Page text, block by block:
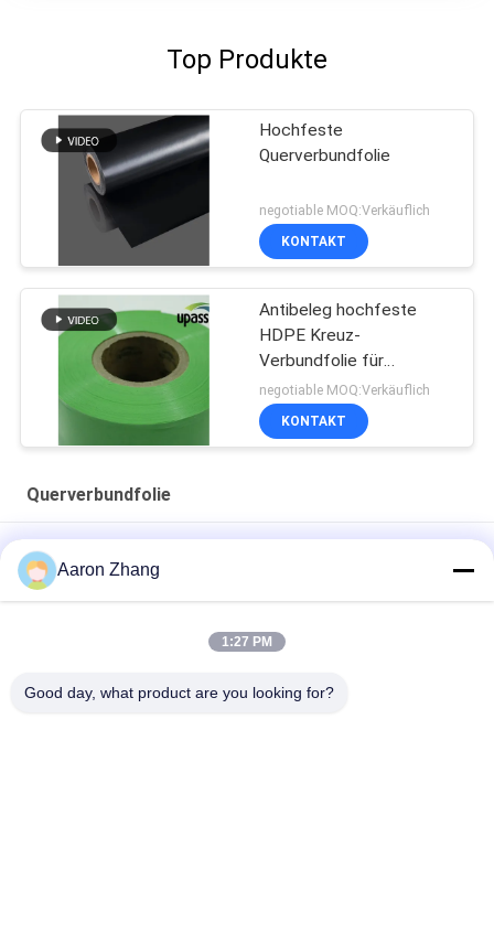
Top Produkte
Hochfeste
Querverbundfolie
negotiable MOQ:Verkäuflich
KONTAKT
Antibeleg hochfeste
HDPE Kreuz-
Verbundfolie für
wasserdichte
Membranen
negotiable MOQ:Verkäuflich
KONTAKT
Querverbundfolie
weiße Querverbundfolie der Milch-265um für Etikettendruck
Der Druck des Aufkleber-Kreuzes lamellierte
260um
Aaron Zhang
1:27 PM
Good day, what product are you looking for?